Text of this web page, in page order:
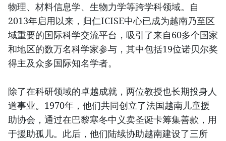
物理、材料信息学、生物力学等跨学科领域。自
2013年启用以来，归仁ICISE中心已成为越南乃至区
域重要的国际科学交流平台，吸引了来自60多个国家
和地区的数万名科学家参与，其中包括19位诺贝尔奖
得主及众多国际知名学者。
除了在科研领域的卓越成就，两位教授也长期投身人
道事业。1970年，他们共同创立了法国越南儿童援
助协会，通过在巴黎寒冬中义卖圣诞卡筹集善款，用
于援助孤儿。此后，他们陆续协助越南建设了三所